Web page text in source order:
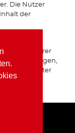
Die Nutzer
der
Nutzung Ihrer
Berichtigungen,
erteilter